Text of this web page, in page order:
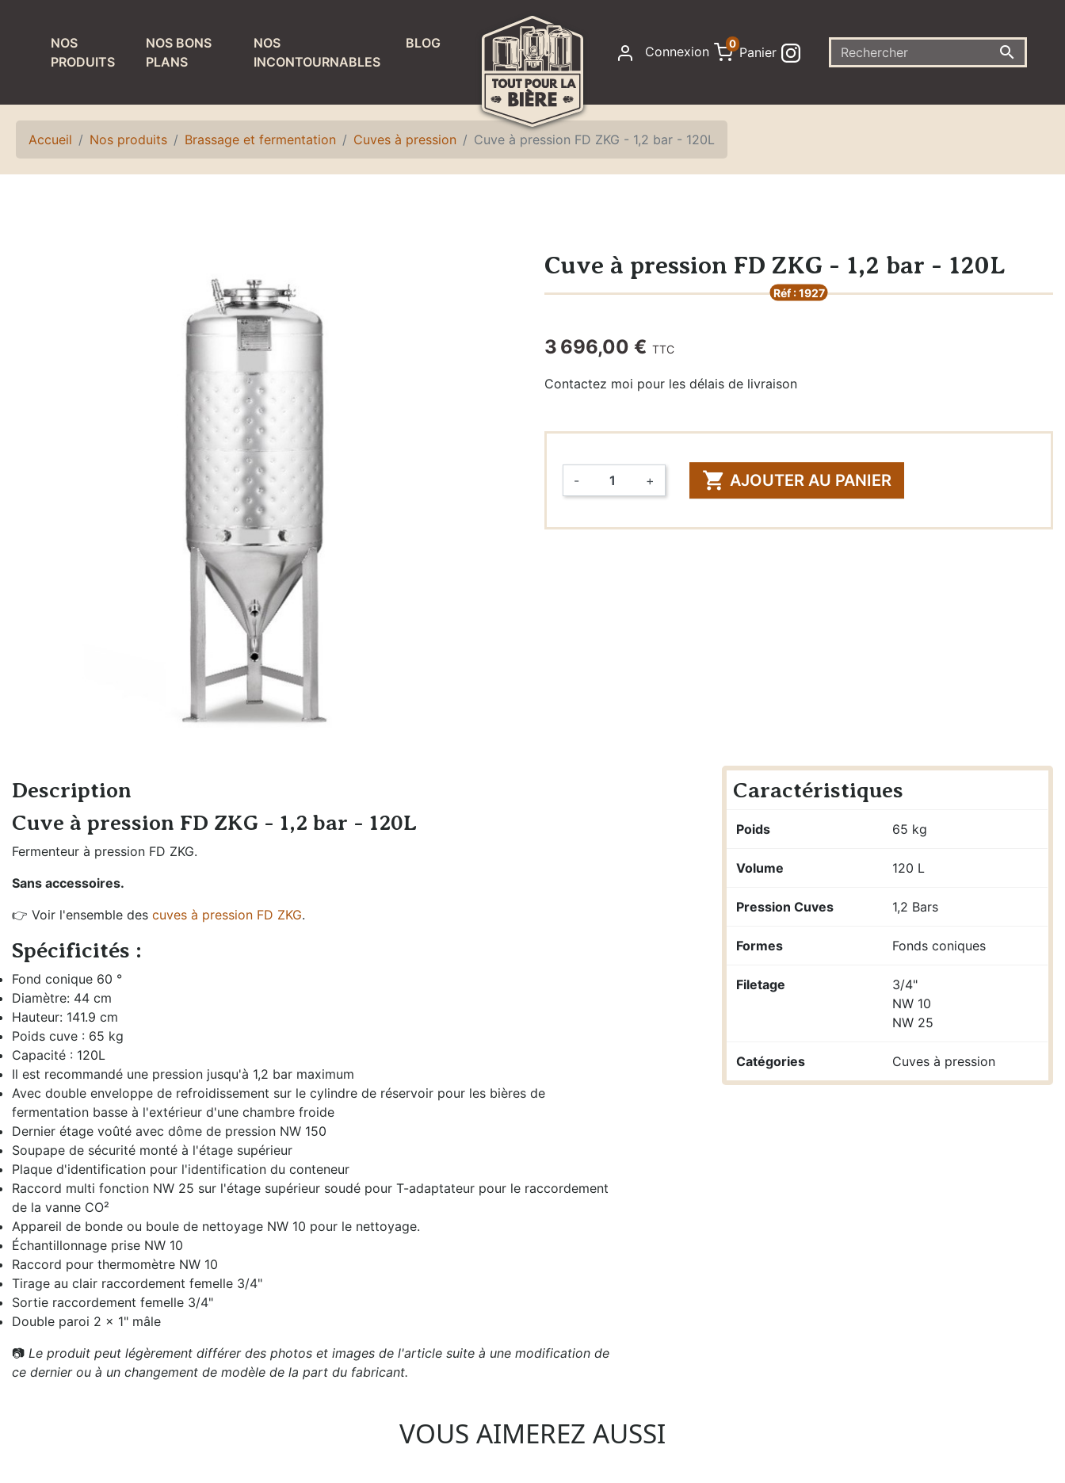

Connexion 0
Panier
NOS
PRODUITS
Colonnes
Détendeurs et
NETTOYAGE
Bacs de lavage et
Matériel de rinçage
Petit matériel de
nettoyage
Têtes de lavage
ÉTANCHÉITÉ
Accessoires
pression
Cuves à
pression
plongeurs
Mesure de
Remplissage fût
et bouteille
THERMORÉGULATION
Aérothermes
Contrôle de
température et
accessoires
Échangeurs de
accessoires
NOS BONS
PLANS
NOS
INCONTOURNABLES
BLOG
Accueil Nos produits Brassage et fermentation Cuves à pression Cuve à pression FD ZKG - 1,2 bar - 120L
Cuve à pression FD ZKG - 1,2 bar - 120L
Réf : 1927
3 696,00 € TTC
Contactez moi pour les délais de livraison
Quantité
- +  AJOUTER AU PANIER
Description
Cuve à pression FD ZKG - 1,2 bar - 120L
Fermenteur à pression FD ZKG.
Sans accessoires.
👉 Voir l'ensemble des cuves à pression FD ZKG.
Spécificités :
Fond conique 60 °
Diamètre: 44 cm
Hauteur: 141.9 cm
Poids cuve : 65 kg
Capacité : 120L
Il est recommandé une pression jusqu'à 1,2 bar maximum
Avec double enveloppe de refroidissement sur le cylindre de réservoir pour les bières de
fermentation basse à l'extérieur d'une chambre froide
Dernier étage voûté avec dôme de pression NW 150
Soupape de sécurité monté à l'étage supérieur
Plaque d'identification pour l'identification du conteneur
Raccord multi fonction NW 25 sur l'étage supérieur soudé pour T-adaptateur pour le raccordement
de la vanne CO²
Appareil de bonde ou boule de nettoyage NW 10 pour le nettoyage.
Échantillonnage prise NW 10
Raccord pour thermomètre NW 10
Tirage au clair raccordement femelle 3/4"
Sortie raccordement femelle 3/4"
Double paroi 2 x 1" mâle
📷 Le produit peut légèrement différer des photos et images de l'article suite à une modification de
ce dernier ou à un changement de modèle de la part du fabricant.
Caractéristiques
Poids 65 kg
Volume 120 L
Pression Cuves 1,2 Bars
Formes Fonds coniques
Filetage
3/4"
NW 10
NW 25
Catégories Cuves à pression
VOUS AIMEREZ AUSSI